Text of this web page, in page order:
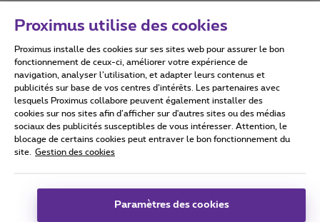
Conditions d'utilisation Accessibility statement
Tous droits réservés. © 2026 Proximus
Conditions générales, info consommateur
Coordonnées de l’entreprise
Proximus utilise des cookies
Proximus installe des cookies sur ses sites web pour assurer le bon
fonctionnement de ceux-ci, améliorer votre expérience de
navigation, analyser l’utilisation, et adapter leurs contenus et
publicités sur base de vos centres d’intérêts. Les partenaires avec
lesquels Proximus collabore peuvent également installer des
cookies sur nos sites afin d’afficher sur d'autres sites ou des médias
sociaux des publicités susceptibles de vous intéresser. Attention, le
blocage de certains cookies peut entraver le bon fonctionnement du
site.
Gestion des cookies
Paramètres des cookies